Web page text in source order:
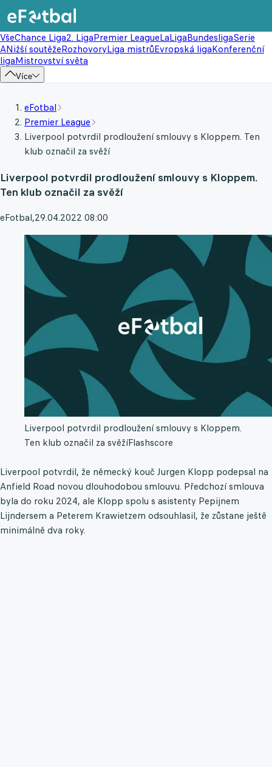
VšeChance Liga2. LigaPremier LeagueLaLigaBundesligaSerie
ANižší soutěžeRozhovoryLiga mistrůEvropská ligaKonferenční
ligaMistrovství světa
Více
eFotbal
Premier League
Liverpool potvrdil prodloužení smlouvy s Kloppem. Ten
klub označil za svěží
Liverpool potvrdil prodloužení smlouvy s Kloppem.
Ten klub označil za svěží
eFotbal,29.04.2022 08:00
Liverpool potvrdil prodloužení smlouvy s Kloppem.
Ten klub označil za svěžíFlashscore
Liverpool potvrdil, že německý kouč Jurgen Klopp podepsal na
Anfield Road novou dlouhodobou smlouvu. Předchozí smlouva
byla do roku 2024, ale Klopp spolu s asistenty Pepijnem
Lijndersem a Peterem Krawietzem odsouhlasil, že zůstane ještě
minimálně dva roky.